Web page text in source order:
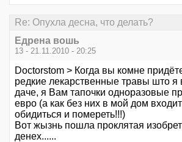
Re: Опухла десна, что делать?
Едрена вошь
13 - 21.11.2010 - 20:25
Doctorstom > Когда вы комне
редкие лекарственные травы што
даче, я Вам тапочки одноразовые
евро (а как без них в мой дом
обидиться и помереть!!!)
Вот жызнь пошла проклятая
денех......